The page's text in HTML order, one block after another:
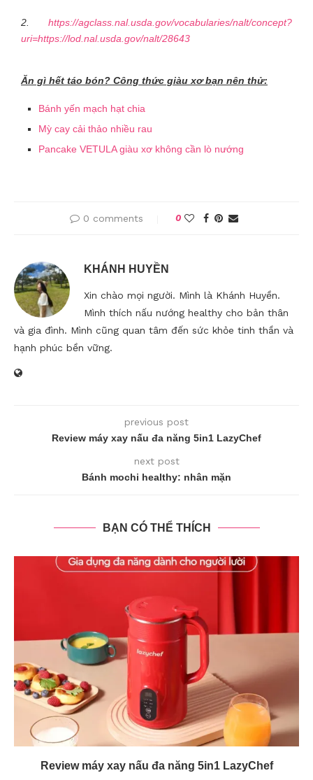
2. https://agclass.nal.usda.gov/vocabularies/nalt/concept?
uri=https://lod.nal.usda.gov/nalt/28643
Ăn gì hết táo bón? Công thức giàu xơ bạn nên thử:
Bánh yến mạch hạt chia
Mỳ cay cải thảo nhiều rau
Pancake VETULA giàu xơ không cần lò nướng
0 comments 0
KHÁNH HUYỀN
Xin chào mọi người. Mình là Khánh Huyền.
Mình thích nấu nướng healthy cho bản thân
và gia đình. Mình cũng quan tâm đến sức khỏe tinh thần và
hạnh phúc bền vững.
previous post
Review máy xay nấu đa năng 5in1 LazyChef
next post
Bánh mochi healthy: nhân mặn
BẠN CÓ THỂ THÍCH
Review máy xay nấu đa năng 5in1 LazyChef